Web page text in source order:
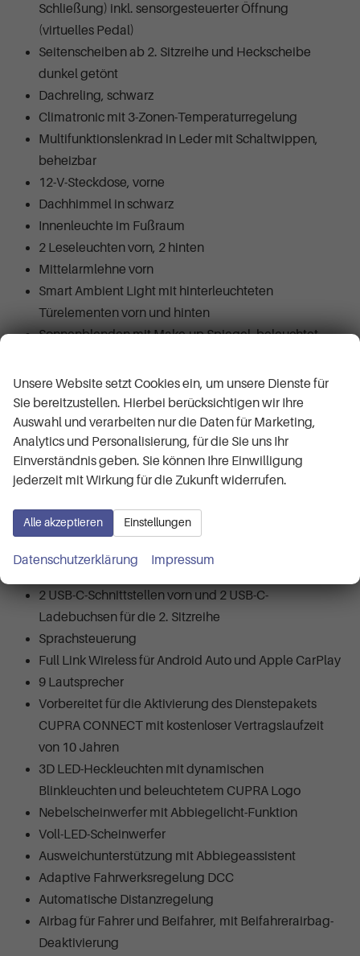
Schließung) inkl. sensorgesteuerter Öffnung
(virtuelles Pedal)
Seitenscheiben ab 2. Sitzreihe und Heckscheibe
dunkel getönt
Dachreling, schwarz
Climatronic mit 3-Zonen-Temperaturregelung
Multifunktionslenkrad in Leder mit Schaltwippen,
beheizbar
12-V-Steckdose, vorne
Dachhimmel in schwarz
Innenleuchte im Fußraum
2 Leseleuchten vorn, 2 hinten
Mittelarmlehne vorn
Smart Ambient Light mit hinterleuchteten
Türelementen vorn und hinten
Sonnenblenden mit Make-up Spiegel, beleuchtet
Variabler Gepäckraumboden
Sportsitze vorn
Sitzeinstellung elektrisch, für beide Vordersitze,
Fahrersitz mit Memory
Sitzmittelbahn in Dinamica "Black Soul"
3 Kopfstützen hinten
Kopfstützen vorn im Sitz integriert
Vordersitze beheizbar
Media System Plus mit 12,9 Zoll Farb-Touch-Screen
2 USB-C-Schnittstellen vorn und 2 USB-C-
Ladebuchsen für die 2. Sitzreihe
Sprachsteuerung
Full Link Wireless für Android Auto und Apple CarPlay
9 Lautsprecher
Vorbereitet für die Aktivierung des Dienstepakets
CUPRA CONNECT mit kostenloser Vertragslaufzeit
von 10 Jahren
3D LED-Heckleuchten mit dynamischen
Blinkleuchten und beleuchtetem CUPRA Logo
Nebelscheinwerfer mit Abbiegelicht-Funktion
Voll-LED-Scheinwerfer
Ausweichunterstützung mit Abbiegeassistent
Adaptive Fahrwerksregelung DCC
Automatische Distanzregelung
Airbag für Fahrer und Beifahrer, mit Beifahrerairbag-
Deaktivierung
Unsere Website setzt Cookies ein, um unsere Dienste für
Sie bereitzustellen. Hierbei berücksichtigen wir Ihre
Auswahl und verarbeiten nur die Daten für Marketing,
Analytics und Personalisierung, für die Sie uns Ihr
Einverständnis geben. Sie können Ihre Einwilligung
jederzeit mit Wirkung für die Zukunft widerrufen.
Alle akzeptieren Einstellungen
Datenschutzerklärung Impressum